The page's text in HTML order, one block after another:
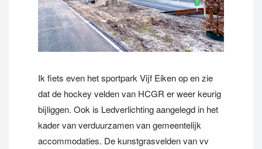
Ik fiets even het sportpark Vijf Eiken op en zie
dat de hockey velden van HCGR er weer keurig
bijliggen. Ook is Ledverlichting aangelegd in het
kader van verduurzamen van gemeentelijk
accommodaties. De kunstgrasvelden van vv